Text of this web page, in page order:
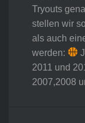
Tryouts
stellen wir
als auch
werden:
2011 und
2007,2008